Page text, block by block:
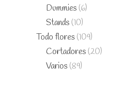
Dummies (6)
Stands (10)
Todo flores (109)
Cortadores (20)
Varios (89)